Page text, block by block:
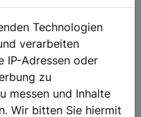
Technologien
verarbeiten
IP-Adressen oder
zu
messen und Inhalte
Wir bitten Sie hiermit